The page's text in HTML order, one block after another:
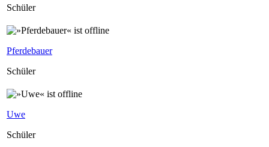
Schüler
Pferdebauer
Schüler
Uwe
Schüler